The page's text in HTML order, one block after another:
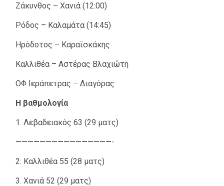
Ζάκυνθος – Χανιά (12:00)
Ρόδος – Καλαμάτα (14:45)
Ηρόδοτος – Καραϊσκάκης
Καλλιθέα – Αστέρας Βλαχιώτη
ΟΦ Ιεράπετρας – Διαγόρας
Η βαθμολογία
1. Λεβαδειακός 63 (29 ματς)
————————————————-
2. Καλλιθέα 55 (28 ματς)
3. Χανιά 52 (29 ματς)